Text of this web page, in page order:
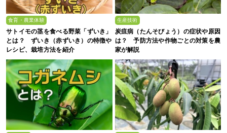
食育・農業体験
サトイモの茎を食べる野菜「ずいき」
とは？ ずいき（赤ずいき）の特徴や
レシピ、栽培方法を紹介
生産技術
炭疽病（たんそびょう）の症状や原因
は？ 予防方法や作物ごとの対策を農
家が解説